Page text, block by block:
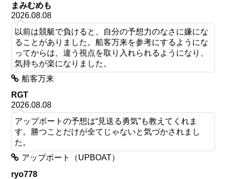
まみむめも
2026.08.08
以前は競艇で負けると、自分の予想力のなさに嫌にな
ることがありました。船客万来を参考にするようにな
ってからは、違う視点を取り入れられるようになり、
気持ちが楽になりました。
船客万来
RGT
2026.08.08
アップボートの予想は“見送る勇気”も教えてくれま
す。勝つことだけが全てじゃないと気づかされまし
た。
アップボート（UPBOAT）
ryo778